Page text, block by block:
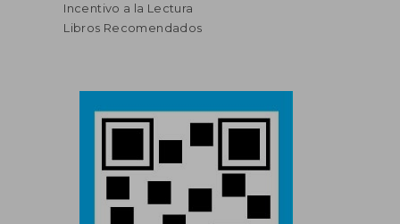
Incentivo a la Lectura
Libros Recomendados